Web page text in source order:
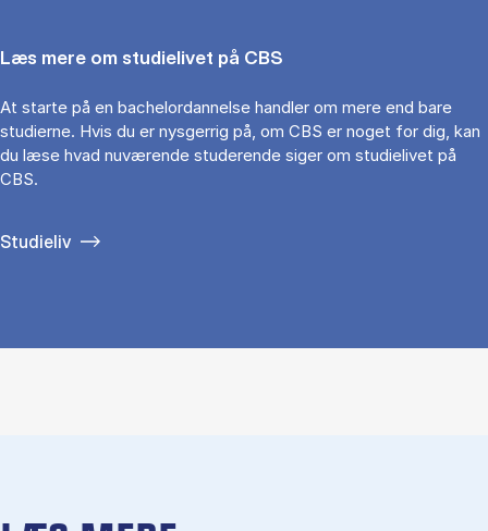
Læs mere om studielivet på CBS
At starte på en bachelordannelse handler om mere end bare
studierne. Hvis du er nysgerrig på, om CBS er noget for dig, kan
du læse hvad nuværende studerende siger om studielivet på
CBS.
Studieliv